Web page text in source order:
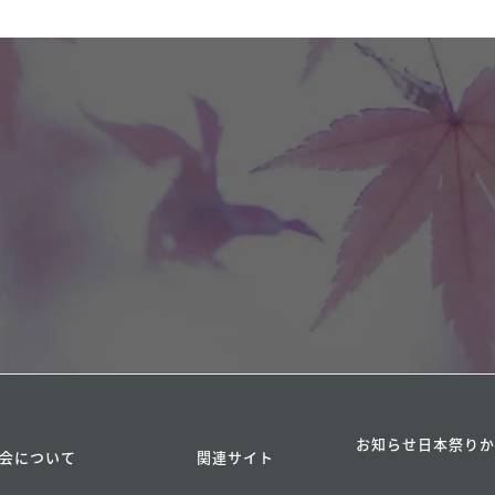
について 関連サイト
お知らせ 日本祭り